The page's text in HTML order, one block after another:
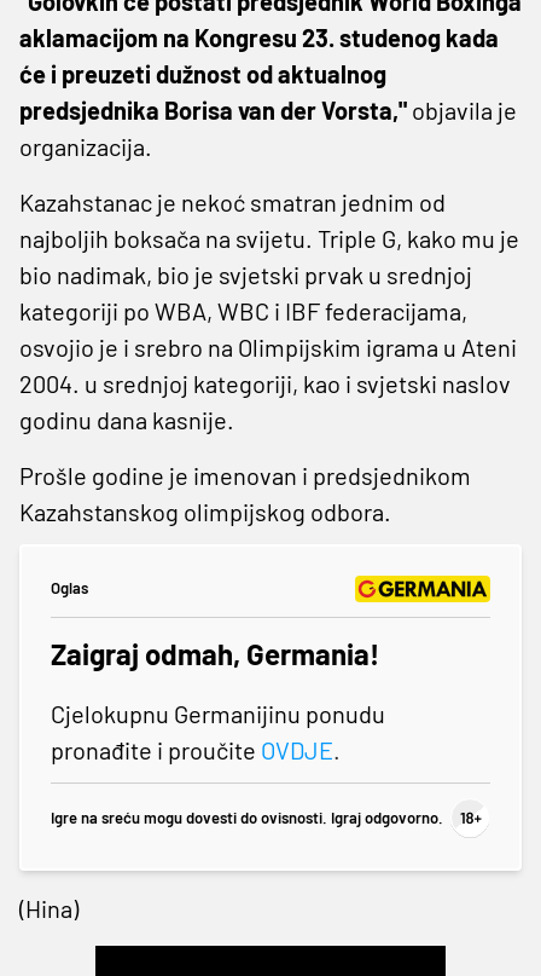
aklamacijom na Kongresu 23. studenog kada
će i preuzeti dužnost od aktualnog
predsjednika Borisa van der Vorsta," objavila je
organizacija.
Kazahstanac je nekoć smatran jednim od
najboljih boksača na svijetu. Triple G, kako mu je
bio nadimak, bio je svjetski prvak u srednjoj
kategoriji po WBA, WBC i IBF federacijama,
osvojio je i srebro na Olimpijskim igrama u Ateni
2004. u srednjoj kategoriji, kao i svjetski naslov
godinu dana kasnije.
Prošle godine je imenovan i predsjednikom
Kazahstanskog olimpijskog odbora.
Oglas
Zaigraj odmah, Germania!
Cjelokupnu Germanijinu ponudu
pronađite i proučite OVDJE.
Igre na sreću mogu dovesti do ovisnosti. Igraj odgovorno.
(Hina)